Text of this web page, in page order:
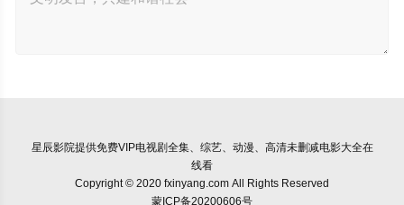
星辰影院提供免费VIP电视剧全集、综艺、动漫、高清未删减电影大全在
线看
Copyright © 2020 fxinyang.com All Rights Reserved
蒙ICP备20200606号